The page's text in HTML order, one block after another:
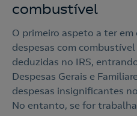
combustível
O primeiro aspeto a ter em
despesas com
deduzidas no IRS,
Despesas Gerais e
despesas insignificantes
No entanto, se for